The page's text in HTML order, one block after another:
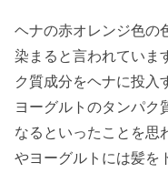
ヘナの赤オレンジ色の
染まると言われていま
ク質成分をヘナに投入
ヨーグルトのタンパク
なるといったことを思
やヨーグルトには髪を